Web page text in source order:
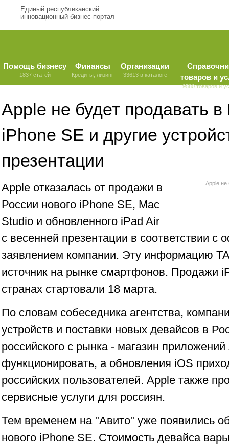
Единый республиканский
инновационный бизнес-портал
Помощь бизнесу
1837 статей
Финансы
Кредиты, лизинг
Организации
33613 в каталоге
товаров и
9580 товаров и
Apple не будет продавать
iPhone SE и другие
презентации
Apple не
Apple отказалась от продажи в
России нового iPhone SE, Mac
Studio и обновленного iPad Air
с весенней презентации в соответствии с
заявлением компании. Эту информацию
источник на рынке смартфонов. Продажи
странах стартовали 18 марта.
По словам собеседника агентства,
устройств и поставки новых девайсов в
российского с рынка - магазин
функционировать, а обновления iOS
российских пользователей. Apple также
сервисные услуги для россиян.
Тем временем на "Авито" уже появились
нового iPhone SE. Стоимость девайса